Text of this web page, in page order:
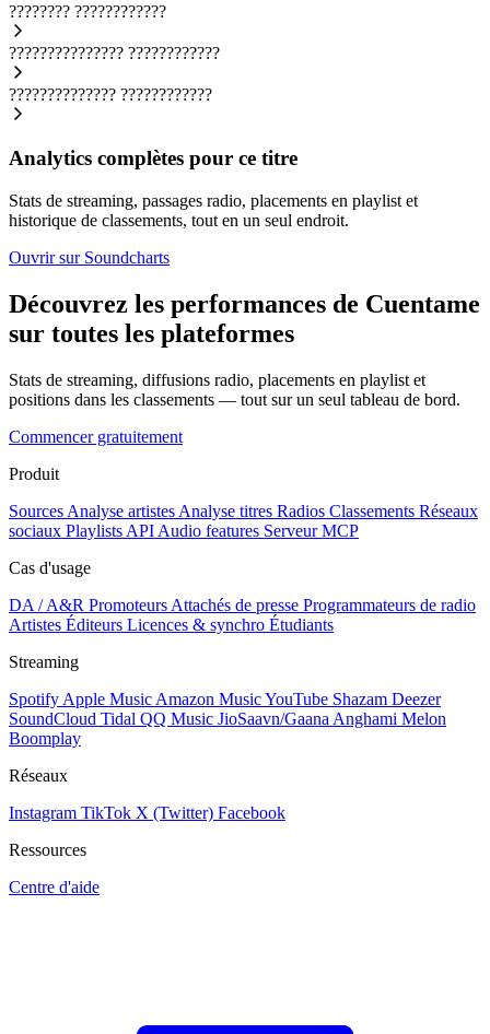
???????? ????????????
??????????????? ????????????
?????????????? ????????????
Analytics complètes pour ce titre
Stats de streaming, passages radio, placements en playlist et
historique de classements, tout en un seul endroit.
Ouvrir sur Soundcharts
Découvrez les performances de Cuentame
sur toutes les plateformes
Stats de streaming, diffusions radio, placements en playlist et
positions dans les classements — tout sur un seul tableau de bord.
Commencer gratuitement
Produit
Sources Analyse artistes Analyse titres Radios Classements Réseaux
sociaux Playlists API Audio features Serveur MCP
Cas d'usage
DA / A&R Promoteurs Attachés de presse Programmateurs de radio
Artistes Éditeurs Licences & synchro Étudiants
Streaming
Spotify Apple Music Amazon MusicYouTube Shazam Deezer
SoundCloud Tidal QQ Music JioSaavn/Gaana Anghami Melon
Boomplay
Réseaux
Instagram TikTok X (Twitter) Facebook
Ressources
Centre d'aide